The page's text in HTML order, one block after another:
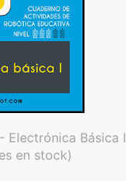
Básica I
en stock)